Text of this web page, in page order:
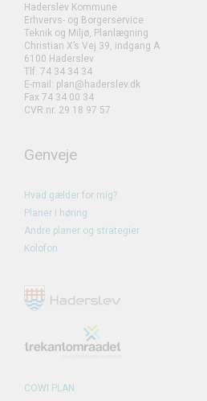
Haderslev Kommune
Erhvervs- og Borgerservice
Teknik og Miljø, Planlægning
Christian X’s Vej 39, indgang A
6100 Haderslev
Tlf. 74 34 34 34
E-mail: plan@haderslev.dk
Fax 74 34 00 34
CVR.nr. 29 18 97 57
Genveje
Hvad gælder for mig?
Planer i høring
Andre planer og strategier
Kolofon
COWI PLAN